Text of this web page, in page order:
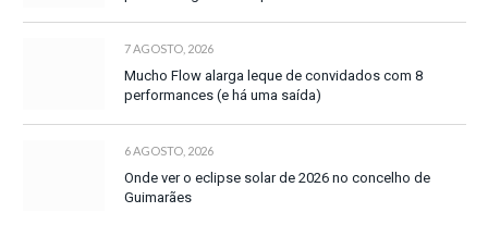
7 AGOSTO, 2026
Mucho Flow alarga leque de convidados com 8
performances (e há uma saída)
6 AGOSTO, 2026
Onde ver o eclipse solar de 2026 no concelho de
Guimarães